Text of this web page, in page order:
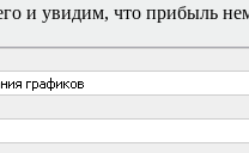
и увидим, что прибыль